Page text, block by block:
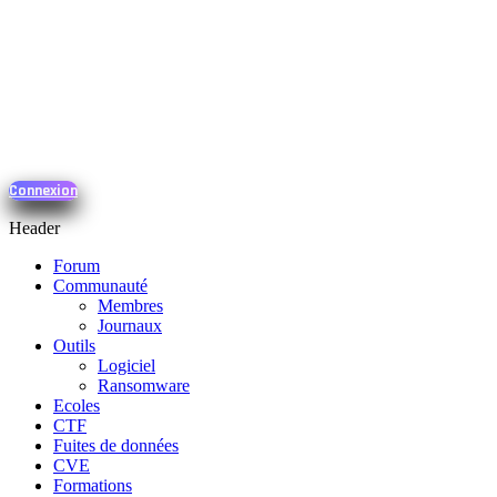
Connexion
Header
Forum
Communauté
Membres
Journaux
Outils
Logiciel
Ransomware
Ecoles
CTF
Fuites de données
CVE
Formations